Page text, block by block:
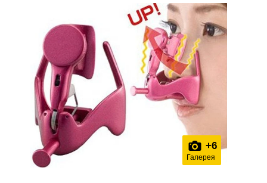
+6
Галерея